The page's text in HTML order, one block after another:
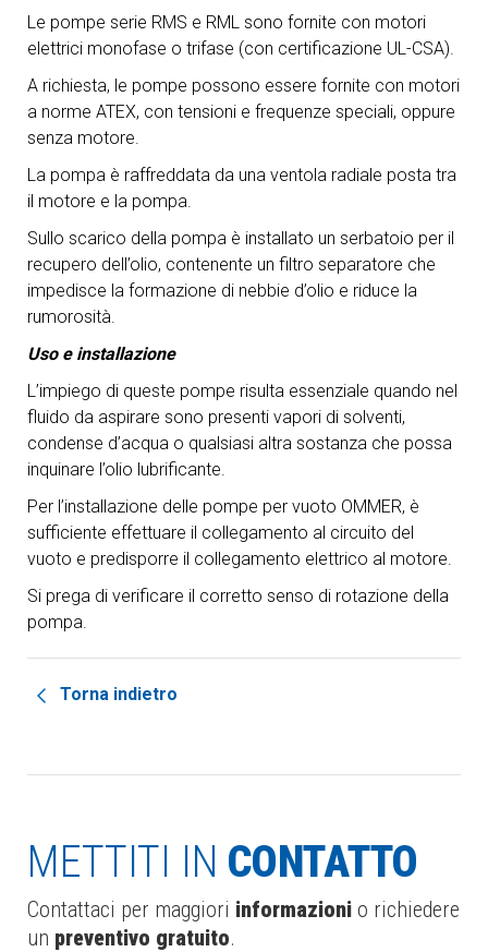
Le pompe serie RMS e RML sono fornite con motori
elettrici monofase o trifase (con certificazione UL-CSA).
A richiesta, le pompe possono essere fornite con motori
a norme ATEX, con tensioni e frequenze speciali, oppure
senza motore.
La pompa è raffreddata da una ventola radiale posta tra
il motore e la pompa.
Sullo scarico della pompa è installato un serbatoio per il
recupero dell’olio, contenente un filtro separatore che
impedisce la formazione di nebbie d’olio e riduce la
rumorosità.
Uso e installazione
L’impiego di queste pompe risulta essenziale quando nel
fluido da aspirare sono presenti vapori di solventi,
condense d’acqua o qualsiasi altra sostanza che possa
inquinare l’olio lubrificante.
Per l’installazione delle pompe per vuoto OMMER, è
sufficiente effettuare il collegamento al circuito del
vuoto e predisporre il collegamento elettrico al motore.
Si prega di verificare il corretto senso di rotazione della
pompa.
Torna indietro
METTITI IN CONTATTO
Contattaci per maggiori informazioni o richiedere
un preventivo gratuito.